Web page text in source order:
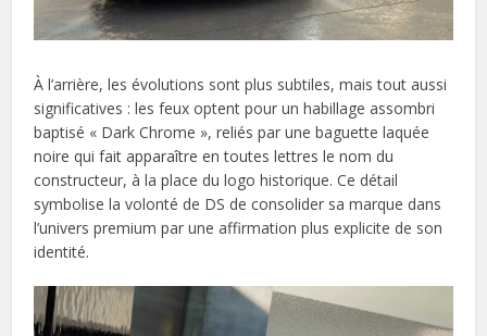
À l’arrière, les évolutions sont plus subtiles, mais tout aussi
significatives : les feux optent pour un habillage assombri
baptisé « Dark Chrome », reliés par une baguette laquée
noire qui fait apparaître en toutes lettres le nom du
constructeur, à la place du logo historique. Ce détail
symbolise la volonté de DS de consolider sa marque dans
l’univers premium par une affirmation plus explicite de son
identité.